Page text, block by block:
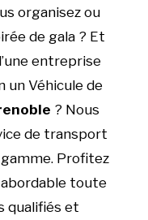
organisez ou
de gala ? Et
entreprise
un Véhicule de
? Nous
de transport
Profitez
toute
qualifiés et